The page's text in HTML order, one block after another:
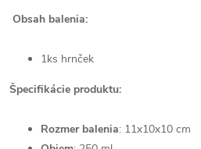
Obsah balenia:
1ks hrnček
Špecifikácie produktu:
Rozmer balenia: 11x10x10 cm